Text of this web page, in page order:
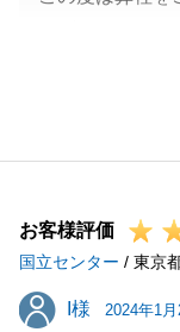
たことで、売
今後とも嬉しい
お客様評価
国立センター / 東京
I様
I様 2024年1月